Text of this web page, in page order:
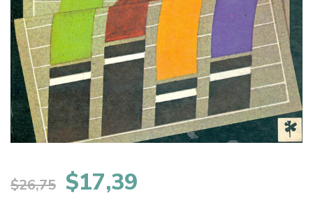
$26,75 El
$17,39